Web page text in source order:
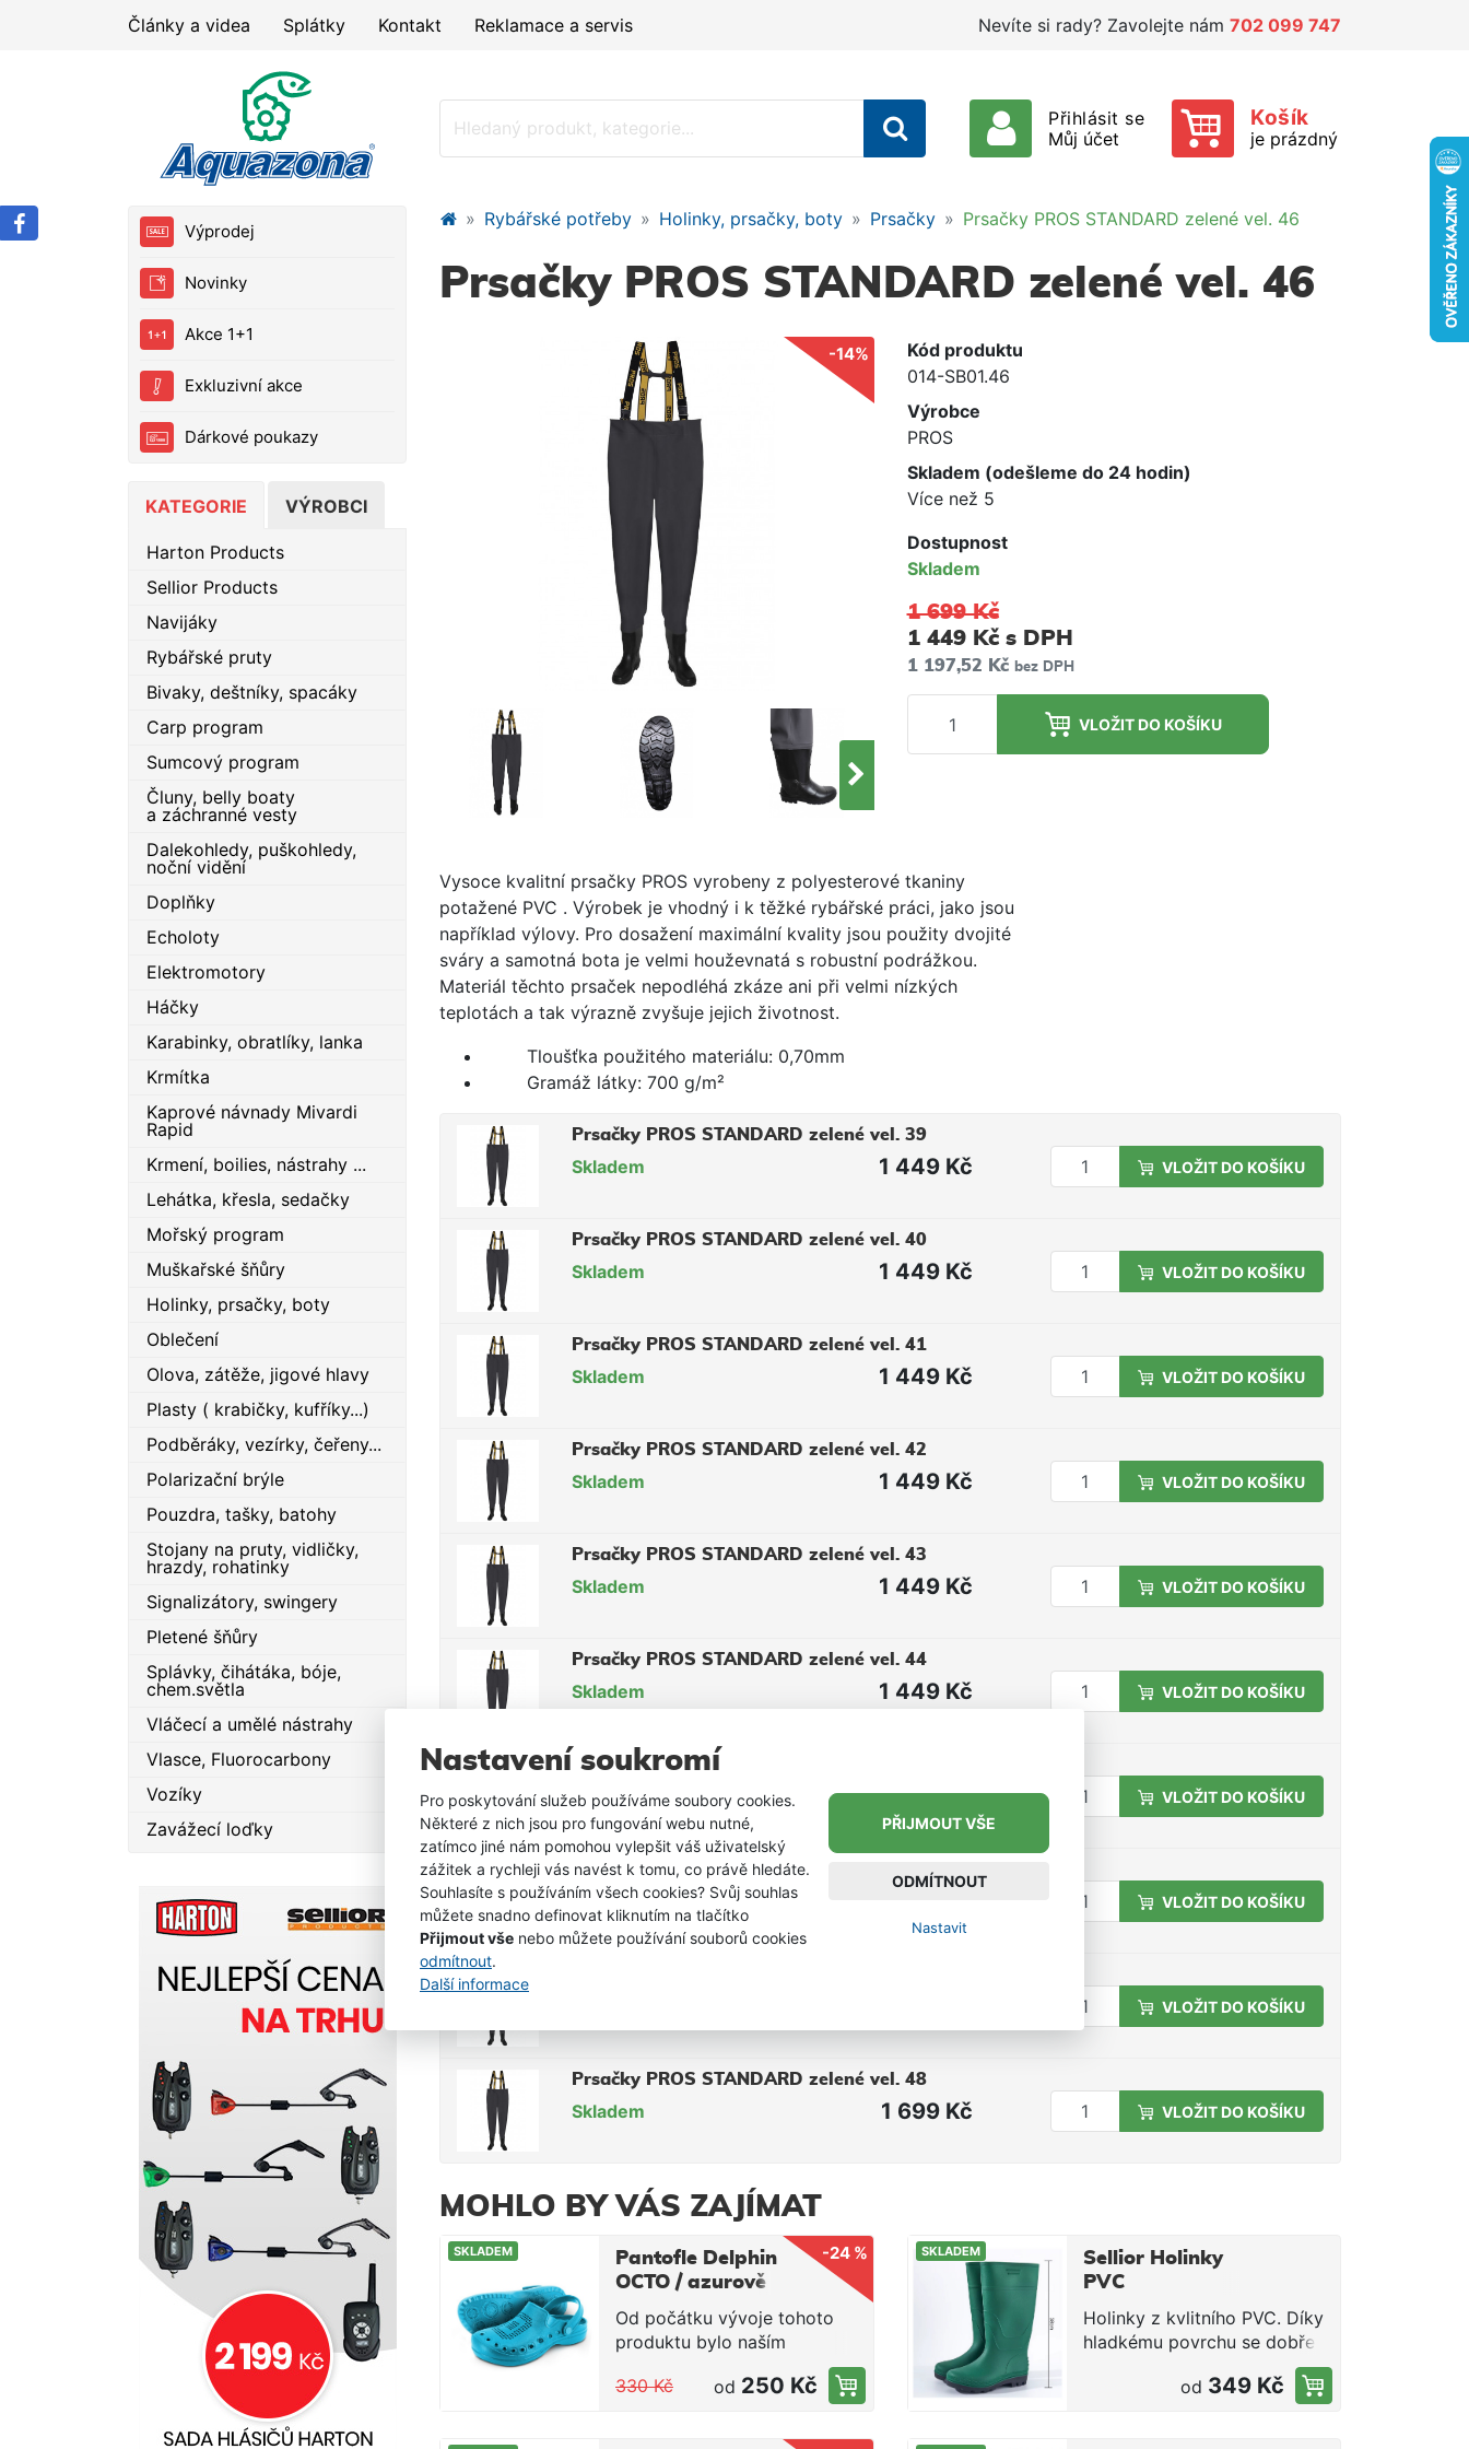
Nastavení soukromí
Pro poskytování služeb používáme soubory cookies.
Některé z nich jsou pro fungování webu nutné,
zatímco jiné nám pomohou vylepšit váš uživatelský
zážitek a rychleji vás navést k tomu, co právě hledáte.
Souhlasíte s používáním všech cookies? Svůj souhlas
můžete snadno definovat kliknutím na tlačítko
Přijmout vše nebo můžete používání souborů cookies
odmítnout.
Další informace
PŘIJMOUT VŠE
ODMÍTNOUT
Nastavit
Články a videa Splátky Kontakt Reklamace a servis Nevíte si rady? Zavolejte nám 702 099 747
Přihlásit se
Můj účet
Košík
je prázdný
Výprodej
Novinky
Akce 1+1
Exkluzivní akce
Dárkové poukazy
KATEGORIE VÝROBCI
Harton Products
Sellior Products
Navijáky
Rybářské pruty
Bivaky, deštníky, spacáky
Carp program
Sumcový program
Čluny, belly boaty
a záchranné vesty
Dalekohledy, puškohledy,
noční vidění
Doplňky
Echoloty
Elektromotory
Háčky
Karabinky, obratlíky, lanka
Krmítka
Kaprové návnady Mivardi
Rapid
Krmení, boilies, nástrahy ...
Lehátka, křesla, sedačky
Mořský program
Muškařské šňůry
Holinky, prsačky, boty
Oblečení
Olova, zátěže, jigové hlavy
Plasty ( krabičky, kufříky...)
Podběráky, vezírky, čeřeny...
Polarizační brýle
Pouzdra, tašky, batohy
Stojany na pruty, vidličky,
hrazdy, rohatinky
Signalizátory, swingery
Pletené šňůry
Splávky, čihátáka, bóje,
chem.světla
Vláčecí a umělé nástrahy
Vlasce, Fluorocarbony
Vozíky
Zavážecí loďky
Rybářské potřeby Holinky, prsačky, boty Prsačky Prsačky PROS STANDARD zelené vel. 46
Prsačky PROS STANDARD zelené vel. 46
-14%
Kód produktu
014-SB01.46
Výrobce
PROS
Skladem (odešleme do 24 hodin)
Více než 5
Dostupnost
Skladem
1 699 Kč
1 449 Kč s DPH
1 197,52 Kč bez DPH
VLOŽIT DO KOŠÍKU
Vysoce kvalitní prsačky PROS vyrobeny z polyesterové tkaniny
potažené PVC . Výrobek je vhodný i k těžké rybářské práci, jako jsou
například výlovy. Pro dosažení maximální kvality jsou použity dvojité
sváry a samotná bota je velmi houževnatá s robustní podrážkou.
Materiál těchto prsaček nepodléhá zkáze ani při velmi nízkých
teplotách a tak výrazně zvyšuje jejich životnost.
Tloušťka použitého materiálu: 0,70mm
Gramáž látky: 700 g/m²
Prsačky PROS STANDARD zelené vel. 39
Skladem 1 449 Kč VLOŽIT DO KOŠÍKU
Prsačky PROS STANDARD zelené vel. 40
Skladem 1 449 Kč VLOŽIT DO KOŠÍKU
Prsačky PROS STANDARD zelené vel. 41
Skladem 1 449 Kč VLOŽIT DO KOŠÍKU
Prsačky PROS STANDARD zelené vel. 42
Skladem 1 449 Kč VLOŽIT DO KOŠÍKU
Prsačky PROS STANDARD zelené vel. 43
Skladem 1 449 Kč VLOŽIT DO KOŠÍKU
Prsačky PROS STANDARD zelené vel. 44
Skladem 1 449 Kč VLOŽIT DO KOŠÍKU
Prsačky PROS STANDARD zelené vel. 45
Skladem 1 499 Kč VLOŽIT DO KOŠÍKU
Prsačky PROS STANDARD zelené vel. 46
Skladem VLOŽIT DO KOŠÍKU
VLOŽIT DO KOŠÍKU
Prsačky PROS STANDARD zelené vel. 48
Skladem 1 699 Kč VLOŽIT DO KOŠÍKU
MOHLO BY VÁS ZAJÍMAT
SKLADEM -24 %
Pantofle Delphin
OCTO / azurově
modré
Od počátku vývoje tohoto
produktu bylo naším
záměrem přinést designově
jedinečné vsuvky, které
330 Kč od 250 Kč
SKLADEM
Sellior Holinky
PVC
Holinky z kvlitního PVC. Díky
hladkému povrchu se dobře
čistí. Na zadní straně jsou nad
patou drážky pro snažší
od 349 Kč